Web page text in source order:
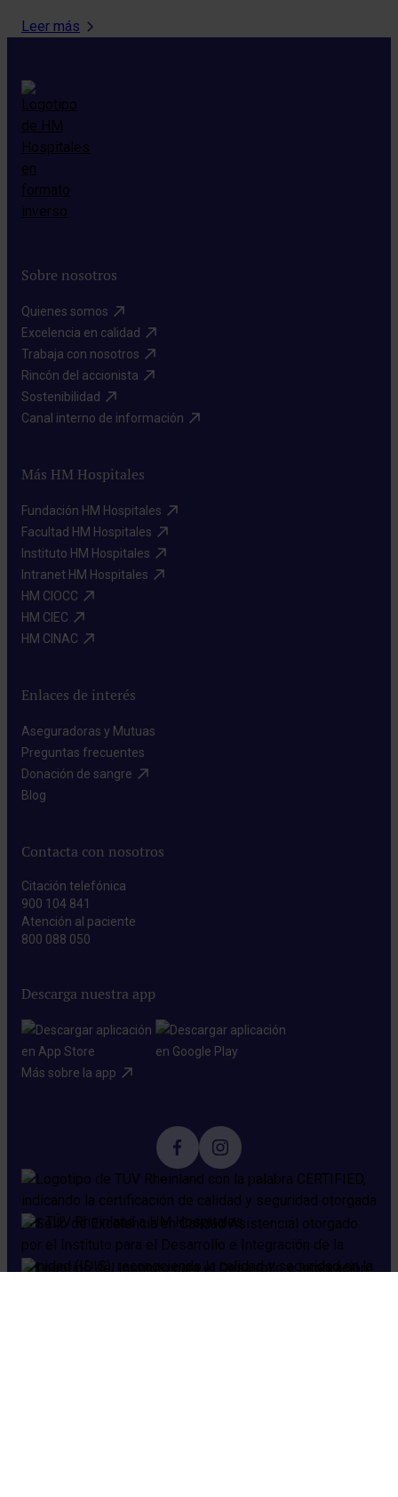
Leer más
Sobre nosotros
Quienes somos​
Excelencia en calidad​
Trabaja con nosotros​
Rincón del accionista​
Sostenibilidad​
Canal interno de información​
Más HM Hospitales
Fundación HM Hospitales​
Facultad HM Hospitales​
Instituto HM Hospitales​
Intranet HM Hospitales​
HM CIOCC​
HM CIEC​
HM CINAC​
Enlaces de interés
Aseguradoras y Mutuas​
Preguntas frecuentes​
Donación de sangre​
Blog​
Contacta con nosotros
Citación telefónica
900 104 841
Atención al paciente
800 088 050
Descarga nuestra app
Más sobre la app​